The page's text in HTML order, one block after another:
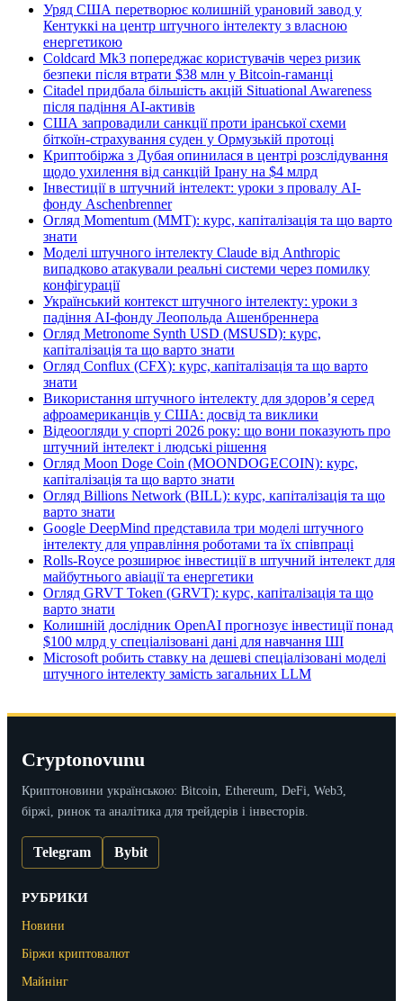
Уряд США перетворює колишній урановий завод у
Кентуккі на центр штучного інтелекту з власною
енергетикою
Coldcard Mk3 попереджає користувачів через ризик
безпеки після втрати $38 млн у Bitcoin-гаманці
Citadel придбала більшість акцій Situational Awareness
після падіння AI-активів
США запровадили санкції проти іранської схеми
біткоїн-страхування суден у Ормузькій протоці
Криптобіржа з Дубая опинилася в центрі розслідування
щодо ухилення від санкцій Ірану на $4 млрд
Інвестиції в штучний інтелект: уроки з провалу AI-
фонду Aschenbrenner
Огляд Momentum (MMT): курс, капіталізація та що варто
знати
Моделі штучного інтелекту Claude від Anthropic
випадково атакували реальні системи через помилку
конфігурації
Український контекст штучного інтелекту: уроки з
падіння AI-фонду Леопольда Ашенбреннера
Огляд Metronome Synth USD (MSUSD): курс,
капіталізація та що варто знати
Огляд Conflux (CFX): курс, капіталізація та що варто
знати
Використання штучного інтелекту для здоров’я серед
афроамериканців у США: досвід та виклики
Відеоогляди у спорті 2026 року: що вони показують про
штучний інтелект і людські рішення
Огляд Moon Doge Coin (MOONDOGECOIN): курс,
капіталізація та що варто знати
Огляд Billions Network (BILL): курс, капіталізація та що
варто знати
Google DeepMind представила три моделі штучного
інтелекту для управління роботами та їх співпраці
Rolls-Royce розширює інвестиції в штучний інтелект для
майбутнього авіації та енергетики
Огляд GRVT Token (GRVT): курс, капіталізація та що
варто знати
Колишній дослідник OpenAI прогнозує інвестиції понад
$100 млрд у спеціалізовані дані для навчання ШІ
Microsoft робить ставку на дешеві спеціалізовані моделі
штучного інтелекту замість загальних LLM
Cryptonovunu
Криптоновини українською: Bitcoin, Ethereum, DeFi, Web3,
біржі, ринок та аналітика для трейдерів і інвесторів.
Telegram Bybit
РУБРИКИ
Новини
Біржи криптовалют
Майнінг